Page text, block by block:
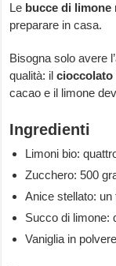
Le bucce di
preparare in casa.
Bisogna solo avere
qualità: ilcioccolato
cacao e il limone
Ingredienti
Limoni bio:
Zucchero: 500
Anice stellato: un
Succo di limone:
Vaniglia in